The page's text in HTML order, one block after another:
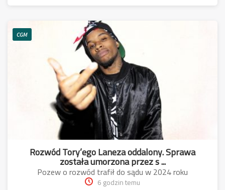
CGM
Rozwód Tory’ego Laneza oddalony. Sprawa
została umorzona przez s ...
Pozew o rozwód trafił do sądu w 2024 roku
6 godzin temu